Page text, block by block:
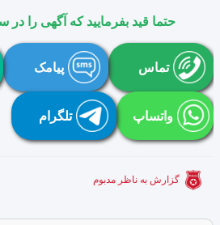
حتما قید بفرمایید که آگهی را در
تماس پیامک
واتساپ تلگرام
گزارش به ناظر مدبوم